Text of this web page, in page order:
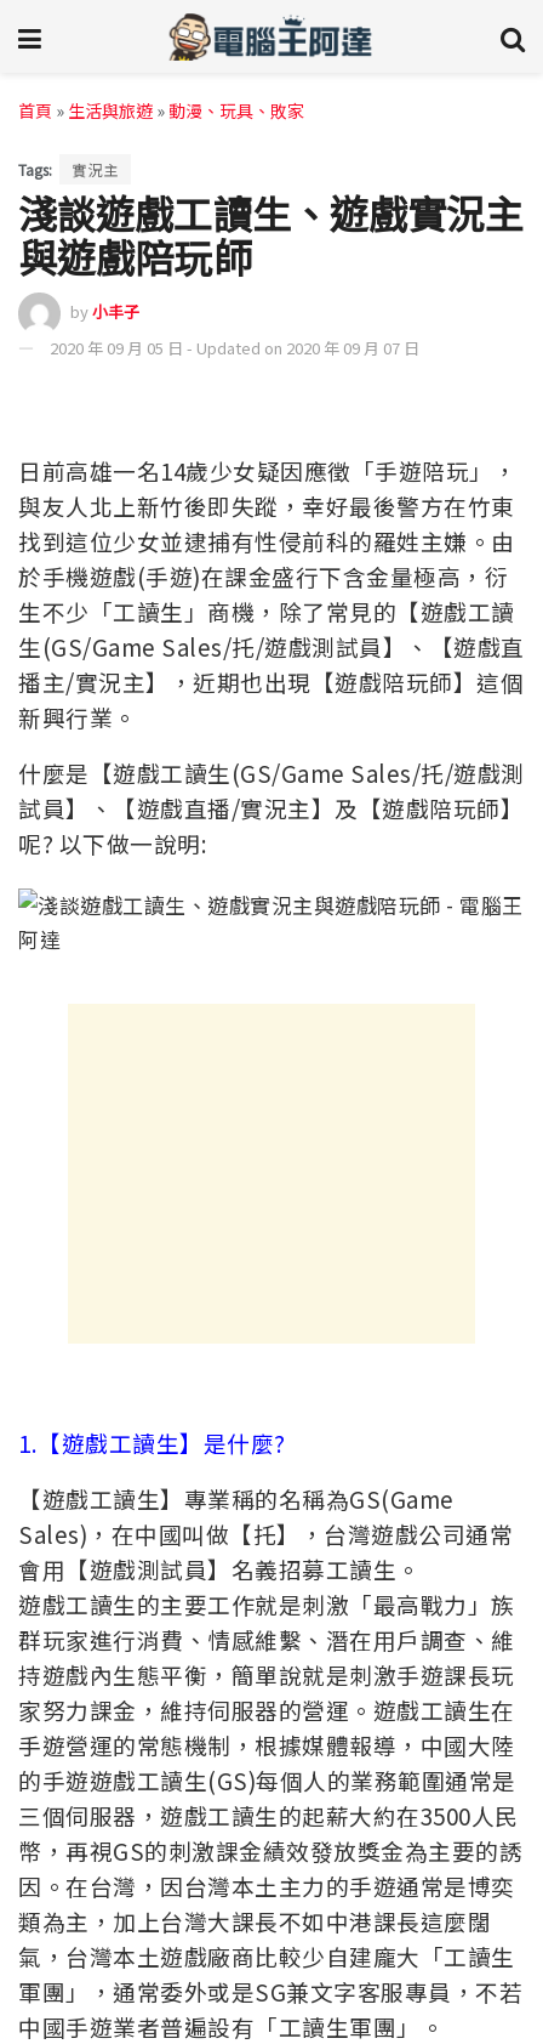
首頁 » 生活與旅遊 » 動漫、玩具、敗家
Tags: 實況主
淺談遊戲工讀生、遊戲實況主
與遊戲陪玩師
by小丰子
2020 年 09 月 05 日 - Updated on 2020 年 09 月 07 日
日前高雄一名14歲少女疑因應徵「手遊陪玩」，
與友人北上新竹後即失蹤，幸好最後警方在竹東
找到這位少女並逮捕有性侵前科的羅姓主嫌。由
於手機遊戲(手遊)在課金盛行下含金量極高，衍
生不少「工讀生」商機，除了常見的【遊戲工讀
生(GS/Game Sales/托/遊戲測試員】、【遊戲直
播主/實況主】，近期也出現【遊戲陪玩師】這個
新興行業。
什麼是【遊戲工讀生(GS/Game Sales/托/遊戲測
試員】、【遊戲直播/實況主】及【遊戲陪玩師】
呢? 以下做一說明:
1.【遊戲工讀生】是什麼?
【遊戲工讀生】專業稱的名稱為GS(Game
Sales)，在中國叫做【托】，台灣遊戲公司通常
會用【遊戲測試員】名義招募工讀生。
遊戲工讀生的主要工作就是刺激「最高戰力」族
群玩家進行消費、情感維繫、潛在用戶調查、維
持遊戲內生態平衡，簡單說就是刺激手遊課長玩
家努力課金，維持伺服器的營運。遊戲工讀生在
手遊營運的常態機制，根據媒體報導，中國大陸
的手遊遊戲工讀生(GS)每個人的業務範圍通常是
三個伺服器，遊戲工讀生的起薪大約在3500人民
幣，再視GS的刺激課金績效發放獎金為主要的誘
因。在台灣，因台灣本土主力的手遊通常是博奕
類為主，加上台灣大課長不如中港課長這麼闊
氣，台灣本土遊戲廠商比較少自建龐大「工讀生
軍團」，通常委外或是SG兼文字客服專員，不若
中國手遊業者普遍設有「工讀生軍團」。